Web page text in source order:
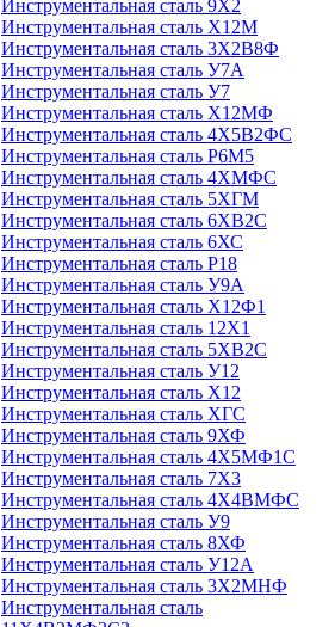
Инструментальная сталь 9Х2
Инструментальная сталь Х12М
Инструментальная сталь 3Х2В8Ф
Инструментальная сталь У7А
Инструментальная сталь У7
Инструментальная сталь Х12МФ
Инструментальная сталь 4Х5В2ФС
Инструментальная сталь Р6М5
Инструментальная сталь 4ХМФС
Инструментальная сталь 5ХГМ
Инструментальная сталь 6ХВ2С
Инструментальная сталь 6ХС
Инструментальная сталь Р18
Инструментальная сталь У9А
Инструментальная сталь Х12Ф1
Инструментальная сталь 12Х1
Инструментальная сталь 5ХВ2С
Инструментальная сталь У12
Инструментальная сталь Х12
Инструментальная сталь ХГС
Инструментальная сталь 9ХФ
Инструментальная сталь 4Х5МФ1С
Инструментальная сталь 7Х3
Инструментальная сталь 4Х4ВМФС
Инструментальная сталь У9
Инструментальная сталь 8ХФ
Инструментальная сталь У12А
Инструментальная сталь 3Х2МНФ
Инструментальная сталь